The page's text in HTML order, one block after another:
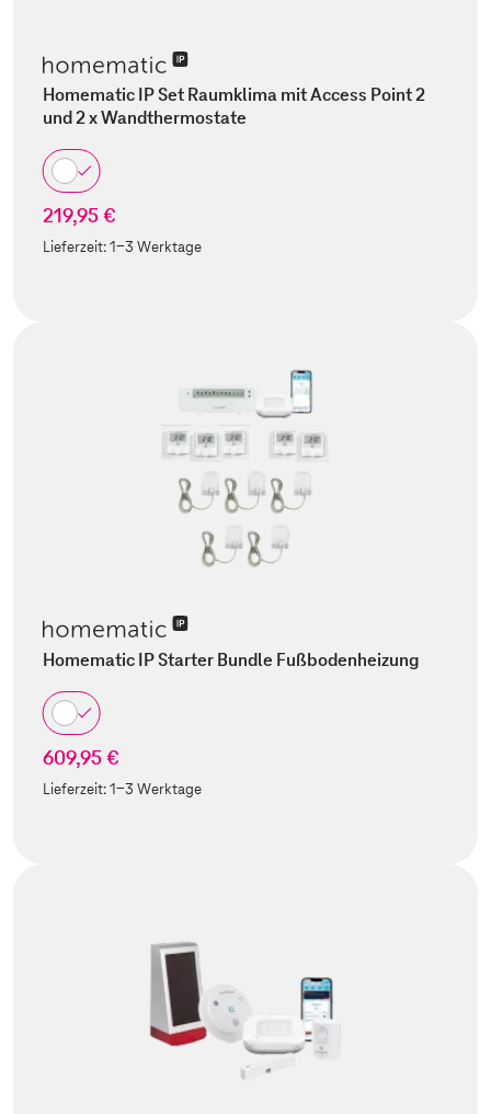
Homematic IP Set Raumklima mit Access Point 2
und 2 x Wandthermostate
219,95 €
Lieferzeit:1-3 Werktage
Homematic IP Starter Bundle Fußbodenheizung
609,95 €
Lieferzeit:1-3 Werktage